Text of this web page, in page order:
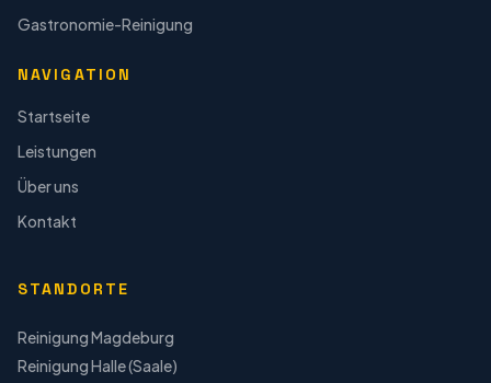
Gastronomie-Reinigung
NAVIGATION
Startseite
Leistungen
Über uns
Kontakt
STANDORTE
ReinigungMagdeburg
ReinigungHalle (Saale)